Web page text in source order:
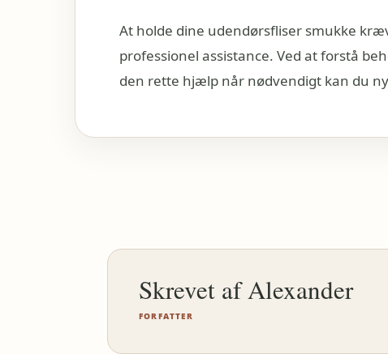
At holde dine udendørsfliser smukke
professionel assistance. Ved at forstå
den rette hjælp når nødvendigt kan du
Alexander
FORFATTER